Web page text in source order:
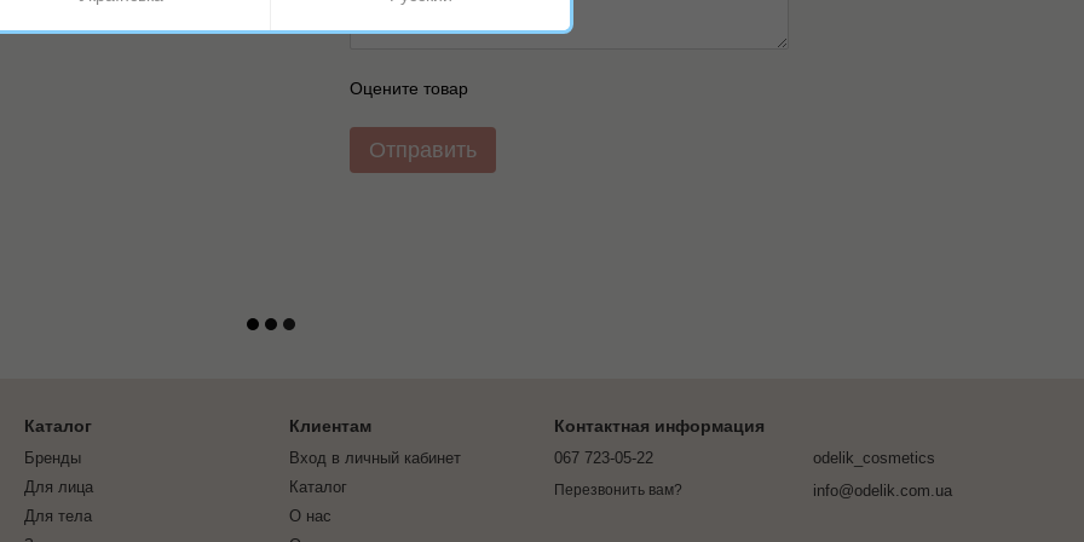
Оцените товар
Отправить
Каталог
Бренды
Для лица
Для тела
Клиентам
Вход в личный кабинет
Каталог
О нас
Контактная информация
067 723-05-22
Перезвонить вам?
odelik_cosmetics
info@odelik.com.ua